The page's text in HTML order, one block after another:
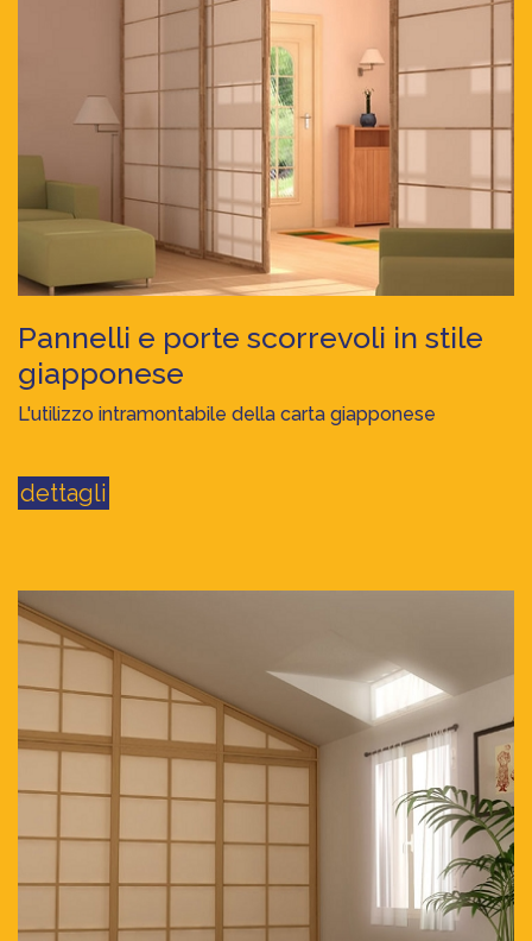
pannelli e porte scorrevoli in stile
giapponese
L'utilizzo intramontabile della carta giapponese
dettagli